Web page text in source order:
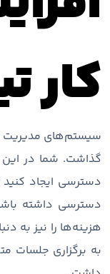
کار
سیستم‌های مدیریت
گذاشت. شما در این
دسترسی ایجاد کنید
دسترسی داشته
هزینه‌ها را نیز به
به برگزاری جلسات